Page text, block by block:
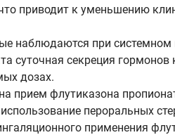
приводит к уменьшению
наблюдаются при системном
суточная секреция
дозах.
прием флутиказона
пероральных
применения